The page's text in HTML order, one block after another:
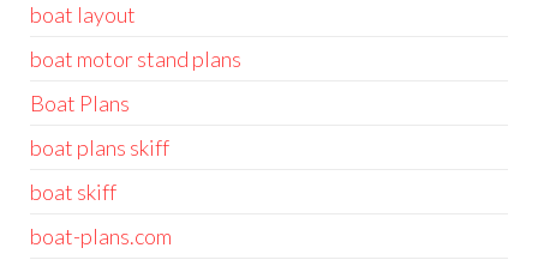
boat layout
boat motor stand plans
Boat Plans
boat plans skiff
boat skiff
boat-plans.com